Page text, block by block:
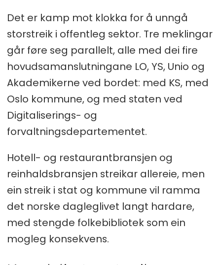
Det er kamp mot klokka for å unngå
storstreik i offentleg sektor. Tre meklingar
går føre seg parallelt, alle med dei fire
hovudsamanslutningane LO, YS, Unio og
Akademikerne ved bordet: med KS, med
Oslo kommune, og med staten ved
Digitaliserings- og
forvaltningsdepartementet.
Hotell- og restaurantbransjen og
reinhaldsbransjen streikar allereie, men
ein streik i stat og kommune vil ramma
det norske dagleglivet langt hardare,
med stengde folkebibliotek som ein
mogleg konsekvens.